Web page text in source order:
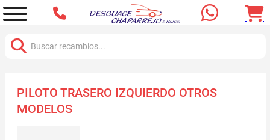
PILOTO TRASERO IZQUIERDO OTROS
MODELOS